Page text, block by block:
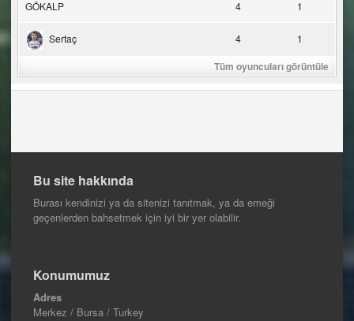
GÖKALP 4 1
Sertaç 4 1
Tüm oyuncuları görüntüle
Bu site hakkında
Burası kendinizi ya da sitenizi tanıtmak, ya da emeği
geçenlerden bahsetmek için iyi bir yer olabilir.
Konumumuz
Adres
Merkez / Bursa / Turkey